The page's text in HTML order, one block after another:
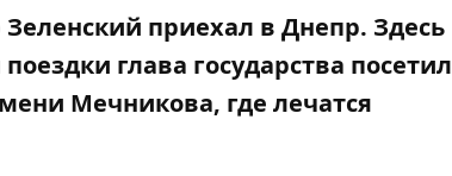
приехал в Днепр. Здесь
глава государства посетил
Мечникова, где лечатся